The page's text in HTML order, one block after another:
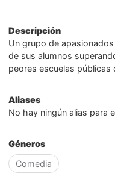
Descripción
Un grupo de
de sus alumnos
peores escuelas públicas
Aliases
No hay ningún alias para
Géneros
Comedia